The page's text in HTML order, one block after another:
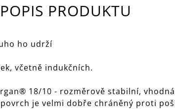
POPIS PRODUKTU
ho udrží
včetně indukčních.
18/10 - rozměrově stabilní,
je velmi dobře chráněný proti